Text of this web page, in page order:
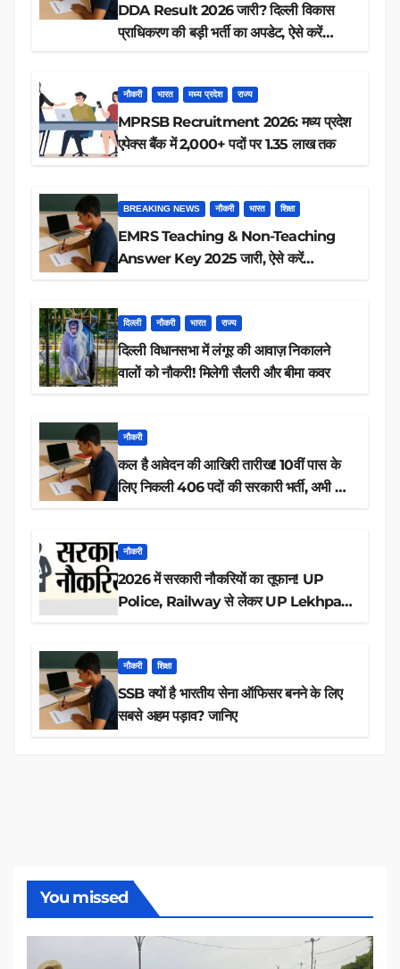
DDA Result 2026 जारी? दिल्ली विकास
प्राधिकरण की बड़ी भर्ती का अपडेट, ऐसे करें
नौकरी भारत मध्य प्रदेश राज्य
MPRSB Recruitment 2026: मध्य प्रदेश
एपेक्स बैंक में 2,000+ पदों पर 1.35 लाख तक
BREAKING NEWS नौकरी भारत शिक्षा
EMRS Teaching & Non-Teaching
Answer Key 2025 जारी, ऐसे करें
दिल्ली नौकरी भारत राज्य
दिल्ली विधानसभा में लंगूर की आवाज़ निकालने
वालों को नौकरी! मिलेगी सैलरी और बीमा कवर
नौकरी
कल है आवेदन की आखिरी तारीख! 10वीं पास के
लिए निकली 406 पदों की सरकारी भर्ती, अभी करें
नौकरी
2026 में सरकारी नौकरियों का तूफान! UP
Police, Railway से लेकर UP Lekhpal
नौकरी शिक्षा
SSB क्यों है भारतीय सेना ऑफिसर बनने के लिए
सबसे अहम पड़ाव? जानिए
You missed